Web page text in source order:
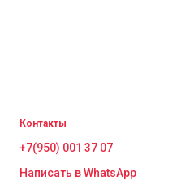
Контакты
+7(950) 001 37 07
Написать в WhatsApp